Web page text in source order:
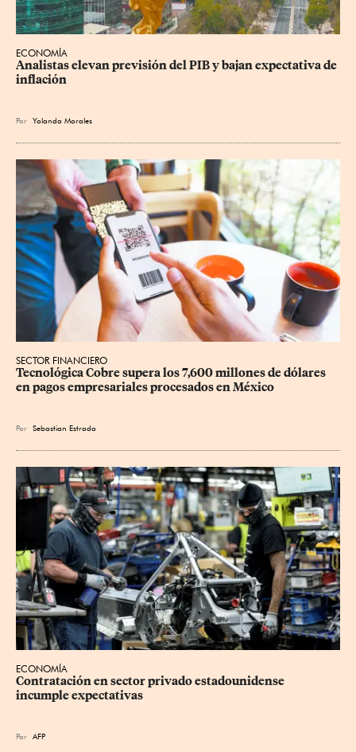
ECONOMÍA
Analistas elevan previsión del PIB y bajan expectativa de
inflación
Por Yolanda Morales
SECTOR FINANCIERO
Tecnológica Cobre supera los 7,600 millones de dólares
en pagos empresariales procesados en México
Por Sebastian Estrada
ECONOMÍA
Contratación en sector privado estadounidense
incumple expectativas
Por AFP